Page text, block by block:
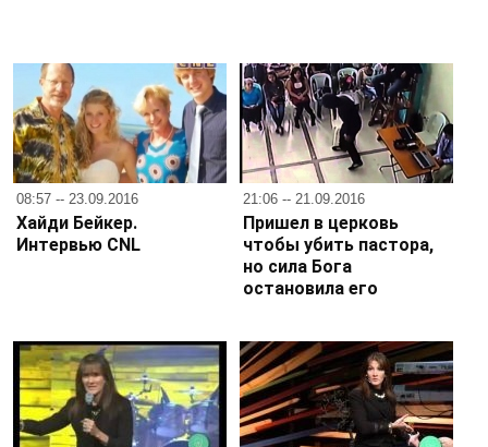
08:57 -- 23.09.2016
Хайди Бейкер.
Интервью CNL
21:06 -- 21.09.2016
Пришел в церковь
чтобы убить пастора,
но сила Бога
остановила его